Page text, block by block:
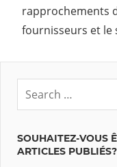
rapprochements
fournisseurs et le
SOUHAITEZ-VOUS
ARTICLES PUBLIÉS?